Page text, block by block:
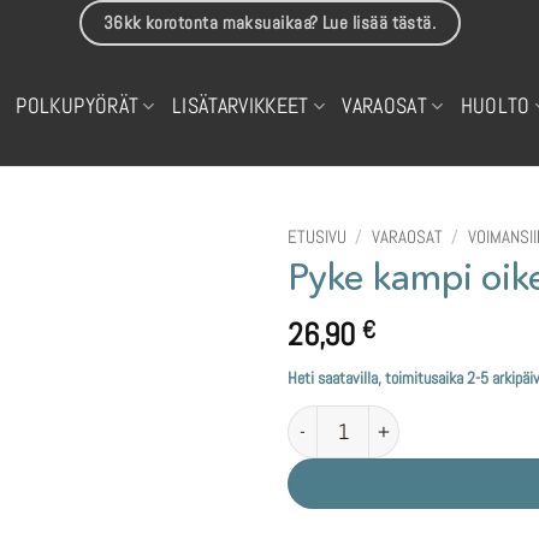
36kk korotonta maksuaikaa? Lue lisää tästä.
POLKUPYÖRÄT LISÄTARVIKKEET VARAOSAT HUOLTO
ETUSIVU / VARAOSAT /
Pyke kampi
26,90 €
Heti saatavilla, toimitusaika 2-5
Pyke kampi oikea 170mm 20mm